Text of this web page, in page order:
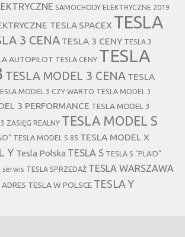
SAMOCHODY ELEKTRYCZNE 2019
TESLA SPACEX TESLA
3 CENA TESLA 3 CENY TESLA 3
AUTOPILOT TESLA CENY TESLA
TESLA MODEL 3 CENA TESLA
MODEL 3 CZY WARTO TESLA MODEL 3
3 PERFORMANCE TESLA MODEL 3
ZASIĘG REALNY TESLA MODEL S
TESLA MODEL S 85 TESLA MODEL X
Y Tesla Polska TESLA S TESLA S "PLAID"
serwis TESLA SPRZEDAŻ TESLA WARSZAWA
TESLA W POLSCE TESLA Y